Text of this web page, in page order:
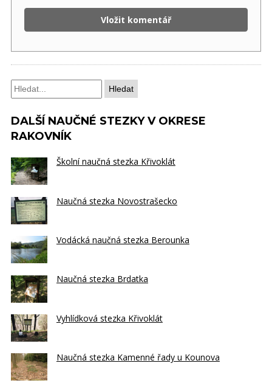
Hledat
DALŠÍ NAUČNÉ STEZKY V OKRESE
RAKOVNÍK
Školní naučná stezka Křivoklát
Naučná stezka Novostrašecko
Vodácká naučná stezka Berounka
Naučná stezka Brdatka
Vyhlídková stezka Křivoklát
Naučná stezka Kamenné řady u Kounova